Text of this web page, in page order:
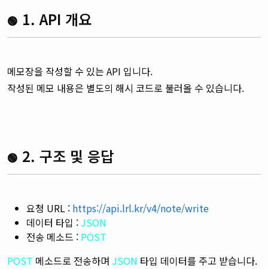
🟢 1. API 개요
메모장을 작성할 수 있는 API 입니다.
작성된 메모 내용은 별도의 해시 코드로 불러올 수 있습니다.
🟢 2. 구조 및 응답
요청 URL : https://api.lrl.kr/v4/note/write
데이터 타입 : JSON
전송 메소드 : POST
POST 메소드로 전송하며 JSON 타입 데이터를 주고 받습니다.